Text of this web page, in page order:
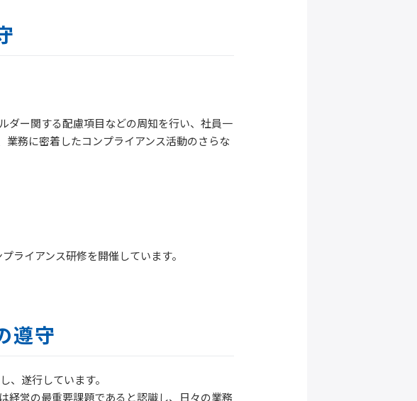
ダー関する配慮項目などの周知を行い、社員一
務に密着したコンプライアンス活動のさらな
ライアンス研修を開催しています。
遵守
、遂行しています。
経営の最重要課題であると認識し、日々の業務